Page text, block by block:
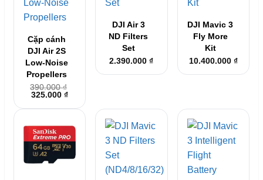
Cặp cánh
DJI Air 2S
Low-Noise
Propellers
390.000₫
Giá
là:
325.000₫Giá
tại
325.000 ₫.
DJI Air 3
ND Filters
Set
2.390.000₫
DJI Mavic 3
Fly More
Kit
10.400.000 ₫